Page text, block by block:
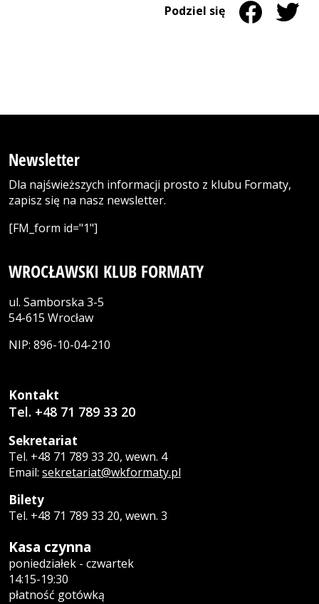
Podziel się Udostępnij na
StronaStrona
Newsletter
Dla najświeższych informacji prosto z klubu Formaty,
zapisz się na nasz newsletter.
[FM_form id="1"]
WROCŁAWSKI KLUB FORMATY
ul. Samborska 3-5
54-615 Wrocław
NIP: 896-10-04-210
Kontakt
Tel. +48 71 789 33 20
Sekretariat
Tel. +48 71 789 33 20, wewn. 4
Email: sekretariat@wkformaty.pl
Bilety
Tel. +48 71 789 33 20, wewn. 3
Kasa czynna
poniedziałek - czwartek
14:15-19:30
płatność gotówką